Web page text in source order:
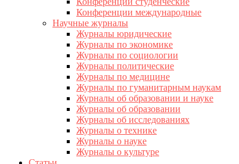
Конференции международные
Научные журналы
Журналы юридические
Журналы по экономике
Журналы по социологии
Журналы политические
Журналы по медицине
Журналы по гуманитарным наукам
Журналы об образовании и науке
Журналы об образовании
Журналы об исследованиях
Журналы о технике
Журналы о науке
Журналы о культуре